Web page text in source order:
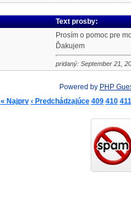
Text prosby:
Prosím o pomoc pre
Ďakujem
pridaný: September 21,
Powered by PHP
« Najprv ‹ Predchádzajúce 409 410 411